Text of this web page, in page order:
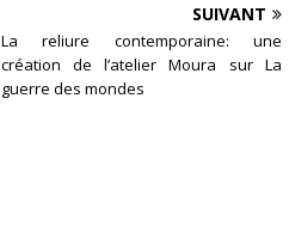
SUIVANT
La reliure contemporaine: une
création de l’atelier Moura sur La
guerre des mondes